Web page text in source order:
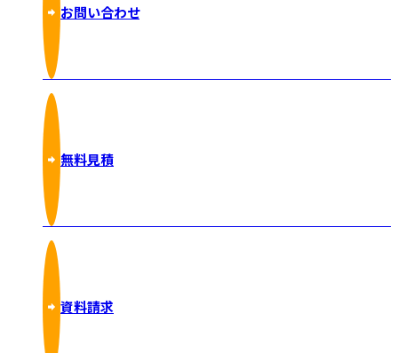
お問い合わせ
無料見積
資料請求